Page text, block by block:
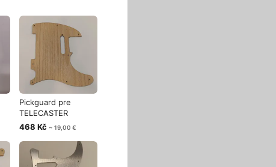
Pickguard pre
TELECASTER
prírodný dub
468 Kč ~ 19,00 €